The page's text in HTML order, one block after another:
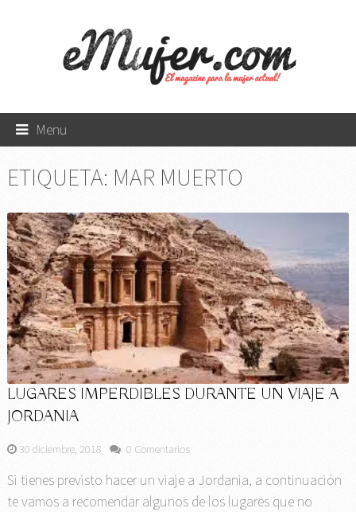
Menu
ETIQUETA: MAR MUERTO
LUGARES IMPERDIBLES DURANTE UN VIAJE A
JORDANIA
30 diciembre, 2018 0 Comentarios
Si tienes previsto hacer un viaje a Jordania, a continuación
te vamos a recomendar algunos de los lugares que no